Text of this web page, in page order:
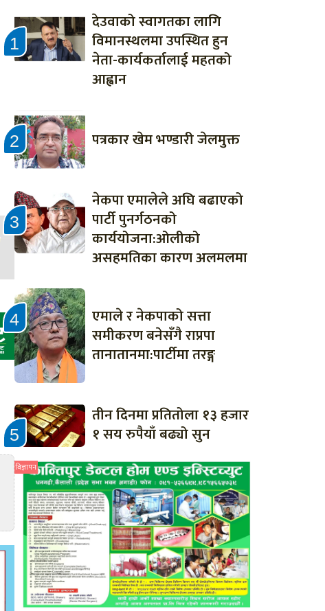
देउवाको स्वागतका लागि
विमानस्थलमा उपस्थित हुन
नेता-कार्यकर्तालाई महतको
आह्वान
पत्रकार खेम भण्डारी जेलमुक्त
नेकपा एमालेले अघि बढाएको
पार्टी पुनर्गठनको
कार्ययोजना:ओलीको
असहमतिका कारण अलमलमा
एमाले र नेकपाको सत्ता
समीकरण बनेसँगै राप्रपा
तानातानमा:पार्टीमा तरङ्ग
तीन दिनमा प्रतितोला १३ हजार
१ सय रुपैयाँ बढ्यो सुन
विज्ञापन